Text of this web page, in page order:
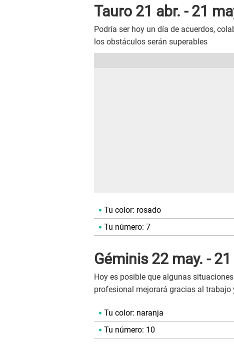
Tauro 21 abr. - 21
Podría ser hoy un día de acuerdos,
los obstáculos serán superables
Tu color: rosado
Tu número: 7
Géminis 22 may. -
Hoy es posible que algunas
profesional mejorará gracias al trabajo
Tu color: naranja
Tu número: 10